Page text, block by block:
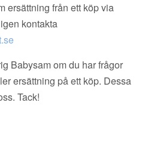
ersättning från ett köp via
kontakta
Babysam om du har frågor
ersättning på ett köp. Dessa
Tack!